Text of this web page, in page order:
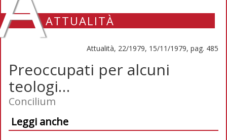
ATTUALITÀ
Attualità, 22/1979, 15/11/1979, pag. 485
Preoccupati per alcuni
teologi…
Concilium
Leggi anche